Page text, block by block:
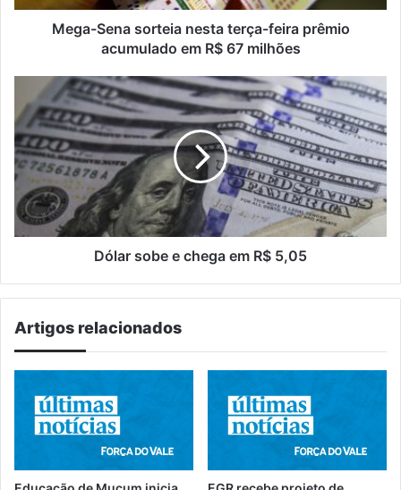
em
Mega-Sena sorteia nesta terça-feira prêmio
acumulado em R$ 67 milhões
sobe
e
chega
em
R$
5,05
Dólar sobe e chega em R$ 5,05
Artigos relacionados